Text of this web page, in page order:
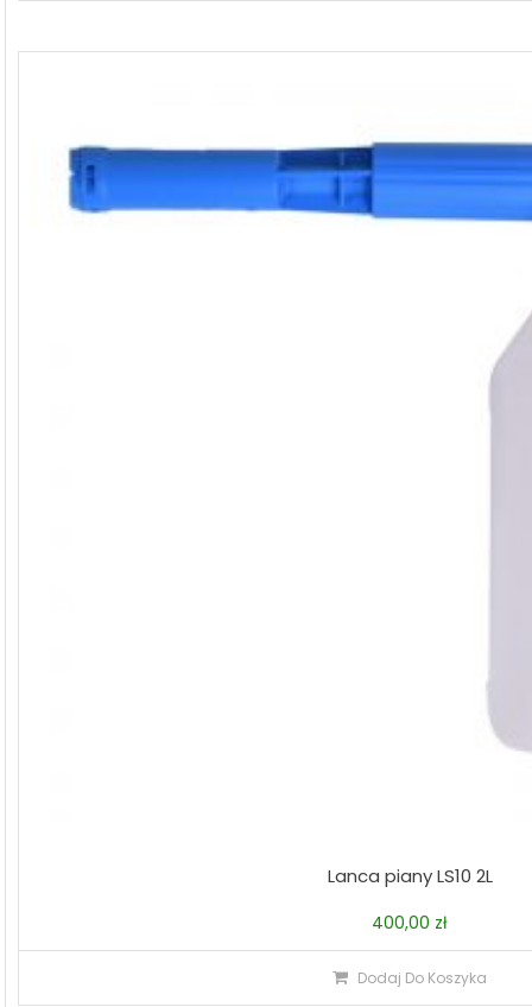
Lanca piany LS10 2L
400,00 zł
Dodaj Do Koszyka